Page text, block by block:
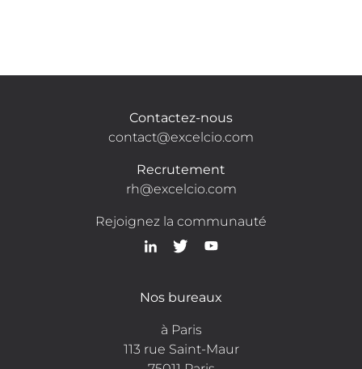
Contactez-nous
contact@excelcio.com
Recrutement
rh@excelcio.com
Rejoignez la communauté
Nos bureaux
à Paris
113 rue Saint-Maur